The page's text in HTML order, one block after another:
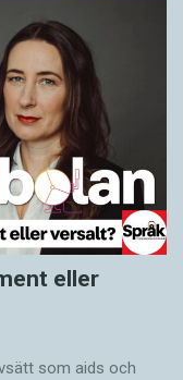
eller
som aids och